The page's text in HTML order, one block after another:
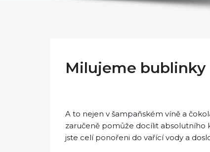
Milujeme bublinky
A to nejen v šampaňském víně a
zaručeně pomůže docílit absolutního
jste celí ponořeni do vařící vody a